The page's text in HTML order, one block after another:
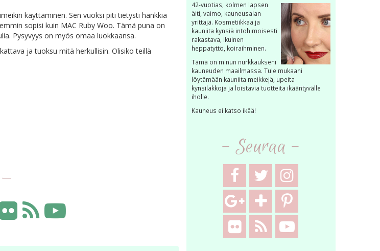
käyttäminen. Sen vuoksi piti tietysti hankkia
sopisi kuin MAC Ruby Woo. Tämä puna on
Pysyvyys on myös omaa luokkaansa.
ja tuoksu mitä herkullisin. Olisiko teillä
42-vuotias, kolmen lapsen
äiti, vaimo, kauneusalan
yrittäjä. Kosmetiikkaa ja
kauniita kynsiä intohimoisesti
rakastava, ikuinen
heppatyttö, koiraihminen.
Tämä on minun nurkkaukseni
kauneuden maailmassa. Tule mukaani
löytämään kauniita meikkejä, upeita
kynsilakkoja ja loistavia tuotteita ikääntyvälle
iholle.
Kauneus ei katso ikää!
- Seuraa -